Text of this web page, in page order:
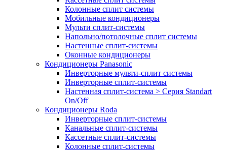
Колонные сплит системы
Мобильные кондиционеры
Мульти сплит-системы
Напольно/потолочные сплит системы
Настенные сплит-системы
Оконные кондиционеры
Кондиционеры Panasonic
Инверторные мульти-сплит системы
Инверторные сплит-системы
Настенная сплит-система > Серия Standart
On/Off
Кондиционеры Roda
Инверторные сплит-системы
Канальные сплит-системы
Кассетные сплит-системы
Колонные сплит-системы